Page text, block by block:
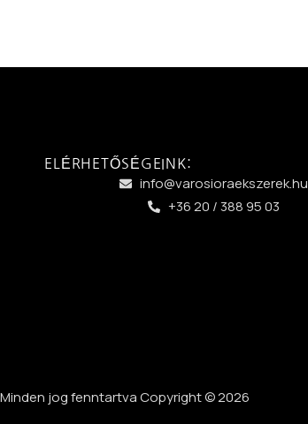
ELÉRHETŐSÉGEINK:
info@varosioraekszerek.hu
+36 20 / 388 95 03
Minden jog fenntartva Copyright © 2026